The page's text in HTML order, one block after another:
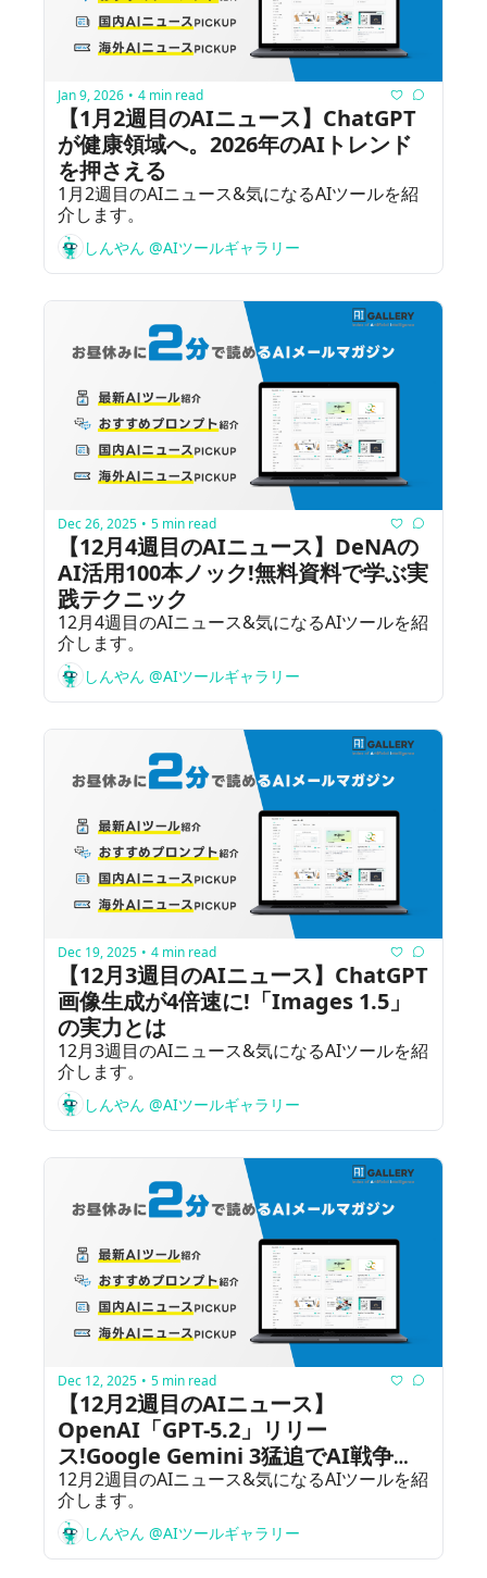
Jan 9, 2026 • 4 min read
【1月2週目のAIニュース】ChatGPT
が健康領域へ。2026年のAIトレンド
を押さえる
1月2週目のAIニュース&気になるAIツールを紹
介します。
しんやん @AIツールギャラリー
Dec 26, 2025 • 5 min read
【12月4週目のAIニュース】DeNAの
AI活用100本ノック!無料資料で学ぶ実
践テクニック
12月4週目のAIニュース&気になるAIツールを紹
介します。
しんやん @AIツールギャラリー
Dec 19, 2025 • 4 min read
【12月3週目のAIニュース】ChatGPT
画像生成が4倍速に!「Images 1.5」
の実力とは
12月3週目のAIニュース&気になるAIツールを紹
介します。
しんやん @AIツールギャラリー
Dec 12, 2025 • 5 min read
【12月2週目のAIニュース】
OpenAI「GPT-5.2」リリー
ス!Google Gemini 3猛追でAI戦争激
化
12月2週目のAIニュース&気になるAIツールを紹
介します。
しんやん @AIツールギャラリー